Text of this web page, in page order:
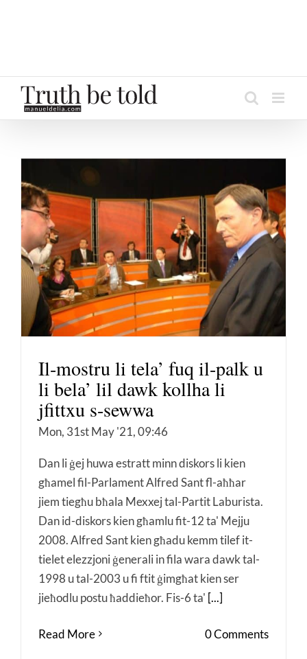
Il-mostru li tela’ fuq il-palk u
li bela’ lil dawk kollha li
jfittxu s-sewwa
Mon, 31st May '21, 09:46
Dan li ġej huwa estratt minn diskors li kien
għamel fil-Parlament Alfred Sant fl-aħħar
jiem tiegħu bħala Mexxej tal-Partit Laburista.
Dan id-diskors kien għamlu fit-12 ta' Mejju
2008. Alfred Sant kien għadu kemm tilef it-
tielet elezzjoni ġenerali in fila wara dawk tal-
1998 u tal-2003 u fi ftit ġimgħat kien ser
jieħodlu postu ħaddieħor. Fis-6 ta' [...]
Read More 0 Comments